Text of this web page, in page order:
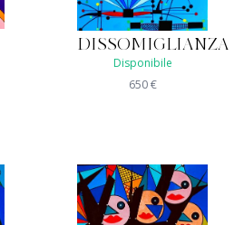
DISSOMIGLIANZA
Disponibile
650€